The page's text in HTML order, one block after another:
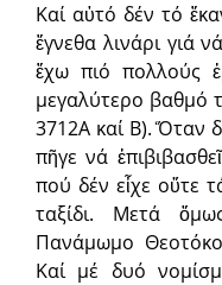
Καί αὐτό δέν τό
ἔγνεθα λινάρι γιά
ἔχω πιό πολλούς
μεγαλύτερο βαθμό
3712A καί B). Ὅταν
πῆγε νά
πού δέν εἶχε οὔτε
ταξίδι. Μετά
Πανάμωμο
Καί μέ δυό